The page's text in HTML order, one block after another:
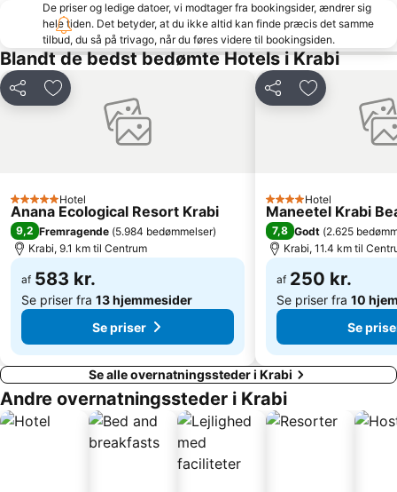
Esa & Ped Massage
Muay Thai Stadium
Hat Pasai
Atlantis Diving
De priser og ledige datoer, vi modtager fra bookingsider, ændrer sig
hele tiden. Det betyder, at du ikke altid kan finde præcis det samme
tilbud, du så på trivago, når du føres videre til bookingsiden.
Blandt de bedst bedømte Hotels i Krabi
Del Føj til favoritter
5 StjernerHotel
Anana Ecological Resort Krabi
9,2 Fremragende (5.984 bedømmelser)
Krabi, 9.1 km til Centrum
af 583 kr.
Se priser fra 13 hjemmesider
Se priser
Del Føj til
4 Stjerner
Hotel
Maneetel Krabi
7,8 Godt (2.625
Krabi, 11.4 km til
af 250 kr.
Se priser fra 10
Se
Se alle overnatningssteder i Krabi
Andre overnatningssteder i Krabi